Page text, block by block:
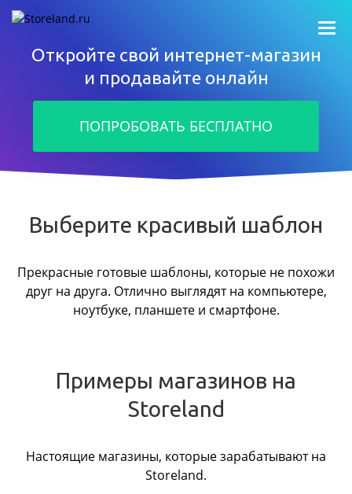
Откройте свой интернет-магазин
и продавайте онлайн
ПОПРОБОВАТЬ БЕСПЛАТНО
Выберите красивый шаблон
Прекрасные готовые шаблоны, которые не похожи
друг на друга. Отлично выглядят на компьютере,
ноутбуке, планшете и смартфоне.
Примеры магазинов на
Storeland
Настоящие магазины, которые зарабатывают на
Storeland.